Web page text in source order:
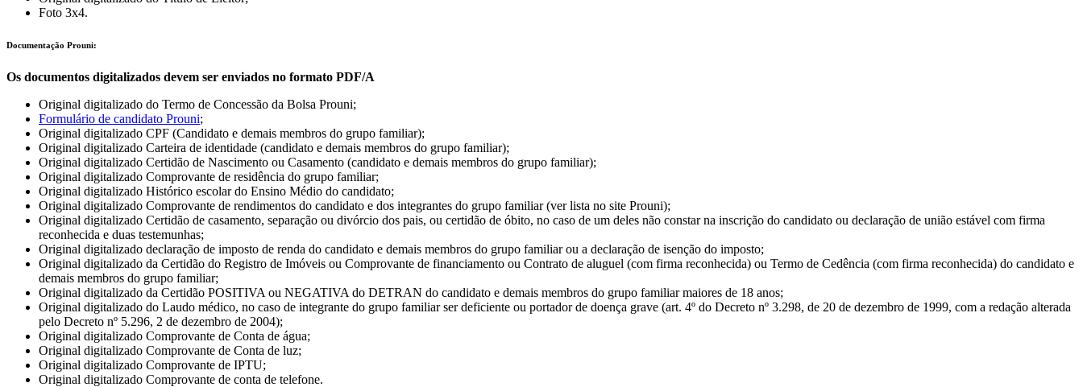
Foto 3x4.
Documentação Prouni:
Os documentos digitalizados devem ser enviados no formato PDF/A
Original digitalizado do Termo de Concessão da Bolsa Prouni;
Formulário de candidato Prouni;
Original digitalizado CPF (Candidato e demais membros do grupo familiar);
Original digitalizado Carteira de identidade (candidato e demais membros do grupo familiar);
Original digitalizado Certidão de Nascimento ou Casamento (candidato e demais membros do grupo familiar);
Original digitalizado Comprovante de residência do grupo familiar;
Original digitalizado Histórico escolar do Ensino Médio do candidato;
Original digitalizado Comprovante de rendimentos do candidato e dos integrantes do grupo familiar (ver lista no site Prouni);
Original digitalizado Certidão de casamento, separação ou divórcio dos pais, ou certidão de óbito, no caso de um deles não constar na inscrição do candidato ou declaração de união estável com firma
reconhecida e duas testemunhas;
Original digitalizado declaração de imposto de renda do candidato e demais membros do grupo familiar ou a declaração de isenção do imposto;
Original digitalizado da Certidão do Registro de Imóveis ou Comprovante de financiamento ou Contrato de aluguel (com firma reconhecida) ou Termo de Cedência (com firma reconhecida) do candidato e
demais membros do grupo familiar;
Original digitalizado da Certidão POSITIVA ou NEGATIVA do DETRAN do candidato e demais membros do grupo familiar maiores de 18 anos;
Original digitalizado do Laudo médico, no caso de integrante do grupo familiar ser deficiente ou portador de doença grave (art. 4º do Decreto nº 3.298, de 20 de dezembro de 1999, com a redação alterada
pelo Decreto nº 5.296, 2 de dezembro de 2004);
Original digitalizado Comprovante de Conta de água;
Original digitalizado Comprovante de Conta de luz;
Original digitalizado Comprovante de IPTU;
Original digitalizado Comprovante de conta de telefone.